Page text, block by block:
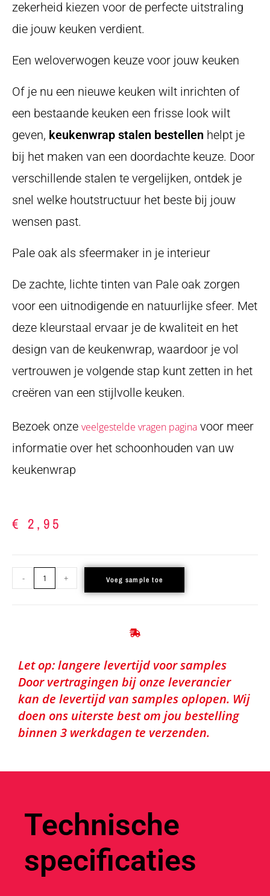
zekerheid kiezen voor de perfecte uitstraling
die jouw keuken verdient.
Een weloverwogen keuze voor jouw keuken
Of je nu een nieuwe keuken wilt inrichten of
een bestaande keuken een frisse look wilt
geven, keukenwrap stalen bestellen helpt je
bij het maken van een doordachte keuze. Door
verschillende stalen te vergelijken, ontdek je
snel welke houtstructuur het beste bij jouw
wensen past.
Pale oak als sfeermaker in je interieur
De zachte, lichte tinten van Pale oak zorgen
voor een uitnodigende en natuurlijke sfeer. Met
deze kleurstaal ervaar je de kwaliteit en het
design van de keukenwrap, waardoor je vol
vertrouwen je volgende stap kunt zetten in het
creëren van een stijlvolle keuken.
Bezoek onze veelgestelde vragen pagina voor meer
informatie over het schoonhouden van uw
keukenwrap
€ 2,95
- + Voeg sample toe
Let op: langere levertijd voor samples
Door vertragingen bij onze leverancier
kan de levertijd van samples oplopen. Wij
doen ons uiterste best om jou bestelling
binnen 3 werkdagen te verzenden.
Technische
specificaties